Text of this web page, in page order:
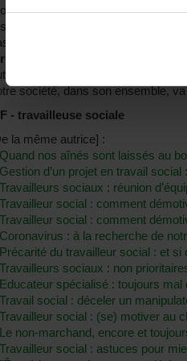
: SPP Intégration sociale).
ce mode de solidarité globale
courir après des financements
pérennes
ni en tant que citoyens, ni en
société, dans son ensemble,
- travailleuse sociale
la même autrice] :
Quand nos aînés sont laissés au
Gestion d’un projet en travail
Travailleurs sociaux : réunion
Travailleur social : comment
Travailleur social : comment
Coronavirus : à la recherche de
Précarité du travailleur social : et si
Travailleurs sociaux : non
Educateur spécialisé : toujours mal
Travail social : déceler un
Travailleur social : (se) motiver au
Le non-marchand, encore et
Travailleur social : astuces pour